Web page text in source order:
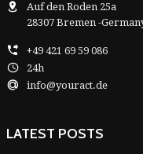
Auf den Roden 25a
28307 Bremen -
+49 421 69 59 086
24h
info@youract.de
LATEST POSTS